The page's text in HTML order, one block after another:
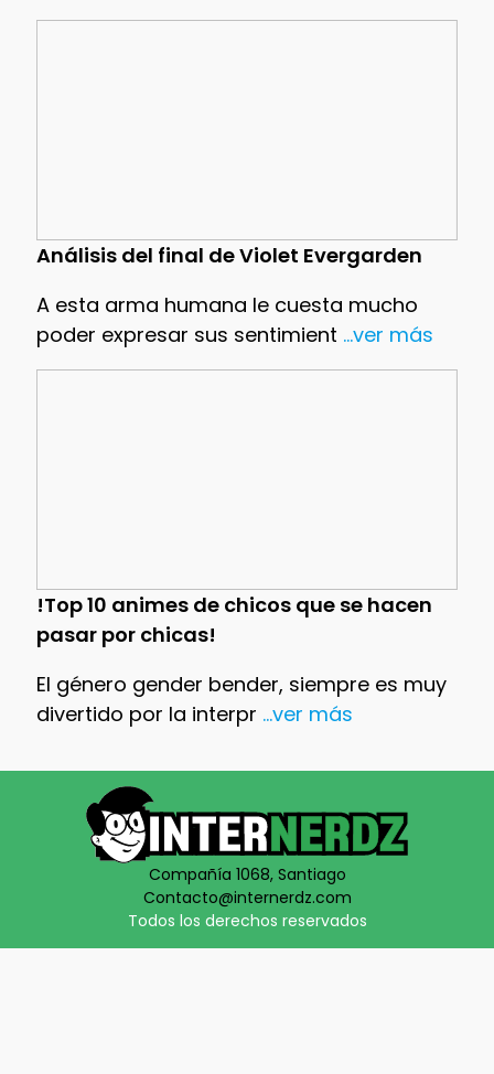
Análisis del final de Violet Evergarden
A esta arma humana le cuesta mucho
poder expresar sus sentimient ...ver más
!Top 10 animes de chicos que se hacen
pasar por chicas!
El género gender bender, siempre es muy
divertido por la interpr ...ver más
Compañía 1068, Santiago
Contacto@internerdz.com
Todos los derechos reservados